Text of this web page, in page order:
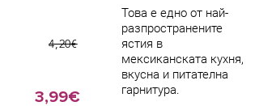
4,20€
3,99€
Това е едно от най-
разпространените
ястия в
мексиканската кухня,
вкусна и питателна
гарнитура.